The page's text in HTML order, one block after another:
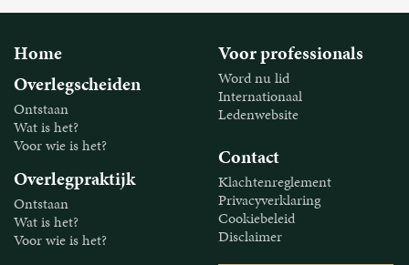
Home
Overlegscheiden
Ontstaan
Wat is het?
Voor wie is het?
Overlegpraktijk
Ontstaan
Wat is het?
Voor wie is het?
Voor professionals
Word nu lid
Internationaal
Ledenwebsite
Contact
Klachtenreglement
Privacyverklaring
Cookiebeleid
Disclaimer